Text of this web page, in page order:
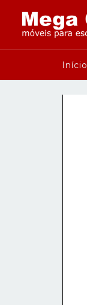
Início